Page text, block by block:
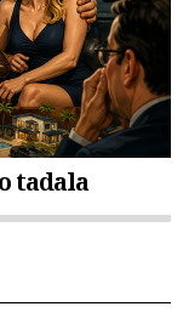
tadala